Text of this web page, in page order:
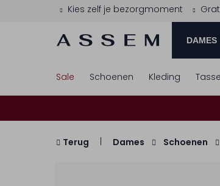
Kies zelf je bezorgmoment
DAMES
Sale Schoenen Kleding
Terug Dames Schoenen